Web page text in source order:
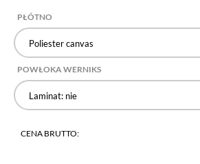
PŁÓTNO
Poliester canvas
POWŁOKA WERNIKS
Laminat: nie
CENA BRUTTO: